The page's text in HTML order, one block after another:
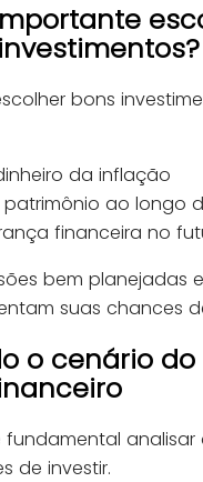
bons
da inflação
patrimônio ao longo
financeira no
bem planejadas
suas chances
o cenário do
fundamental
de investir.